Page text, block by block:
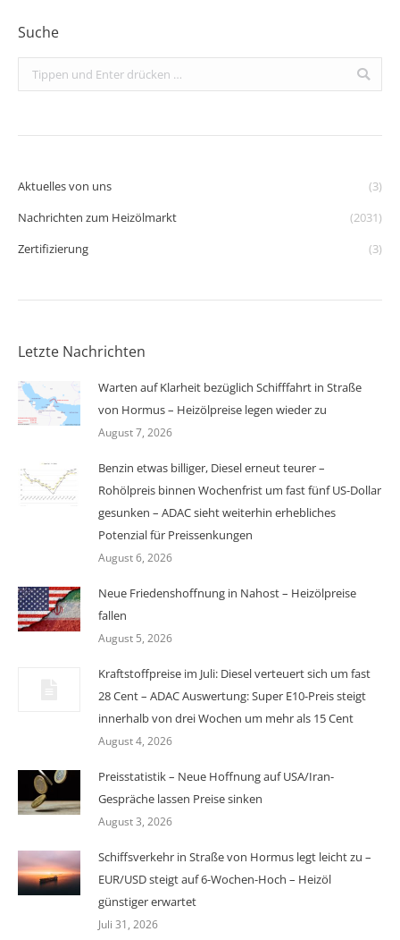
Suche
Search:
Aktuelles von uns
(3)
Nachrichten zum Heizölmarkt
(2031)
Zertifizierung
(3)
Letzte Nachrichten
Warten auf Klarheit bezüglich Schifffahrt in Straße
von Hormus – Heizölpreise legen wieder zu
August 7, 2026
Benzin etwas billiger, Diesel erneut teurer –
Rohölpreis binnen Wochenfrist um fast fünf US-Dollar
gesunken – ADAC sieht weiterhin erhebliches
Potenzial für Preissenkungen
August 6, 2026
Neue Friedenshoffnung in Nahost – Heizölpreise
fallen
August 5, 2026
Kraftstoffpreise im Juli: Diesel verteuert sich um fast
28 Cent – ADAC Auswertung: Super E10-Preis steigt
innerhalb von drei Wochen um mehr als 15 Cent
August 4, 2026
Preisstatistik – Neue Hoffnung auf USA/Iran-
Gespräche lassen Preise sinken
August 3, 2026
Schiffsverkehr in Straße von Hormus legt leicht zu –
EUR/USD steigt auf 6-Wochen-Hoch – Heizöl
günstiger erwartet
Juli 31, 2026